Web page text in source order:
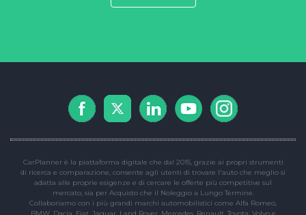
CarPlanner è la piattaforma digitale che dal 2015, grazie ai propri strumenti
di ricerca e comparazione, consente agli utenti di trovare l'auto che meglio si
adatta alle proprie esigenze e di cercare le offerte più competitive sul
mercato, sia per Acquisto che il Noleggio a Lungo Termine.
Collaboriamo con i più grandi marchi automobilistici come Alfa Romeo,